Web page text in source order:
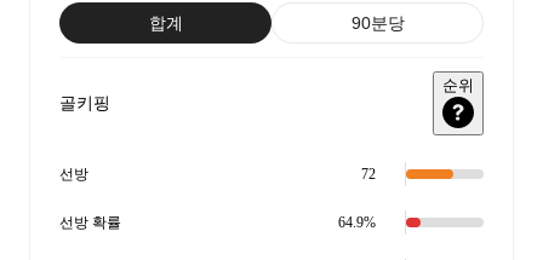
합계 90분당
골키핑
순위
선방 72
선방 확률 64.9%